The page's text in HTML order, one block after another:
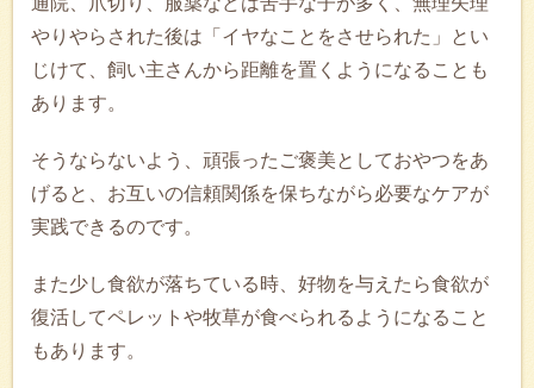
やりやらされた後は「イヤなことをさせられた」とい
じけて、飼い主さんから距離を置くようになることも
あります。
そうならないよう、頑張ったご褒美としておやつをあ
げると、お互いの信頼関係を保ちながら必要なケアが
実践できるのです。
また少し食欲が落ちている時、好物を与えたら食欲が
復活してペレットや牧草が食べられるようになること
もあります。